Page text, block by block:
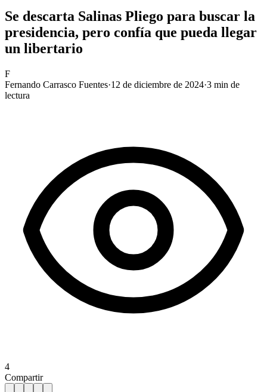
Se descarta Salinas Pliego para buscar la
presidencia, pero confía que pueda llegar
un libertario
F
Fernando Carrasco Fuentes·12 de diciembre de 2024·3 min de
lectura
4
Compartir